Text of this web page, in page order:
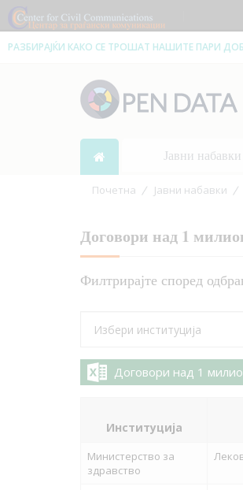
РАЗБИРАЈЌИ КАКО СЕ ТРОШАТ НАШИТЕ ПАРИ
Јавни набавки
Почетна Јавни набавки
Договори над 1
Филтрирајте според
Договори над 1
Институција
Министерство за
здравство